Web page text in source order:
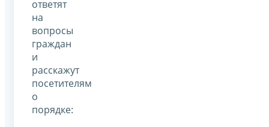
ответят
на
вопросы
граждан
и
расскажут
посетителям
о
порядке: